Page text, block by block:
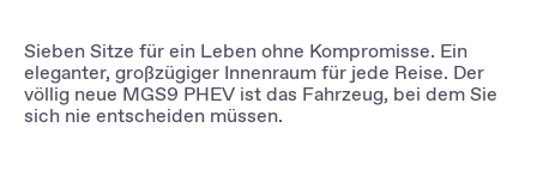
Sieben Sitze für ein Leben ohne Kompromisse. Ein
eleganter, großzügiger Innenraum für jede Reise. Der
völlig neue MGS9 PHEV ist das Fahrzeug, bei dem Sie
sich nie entscheiden müssen.